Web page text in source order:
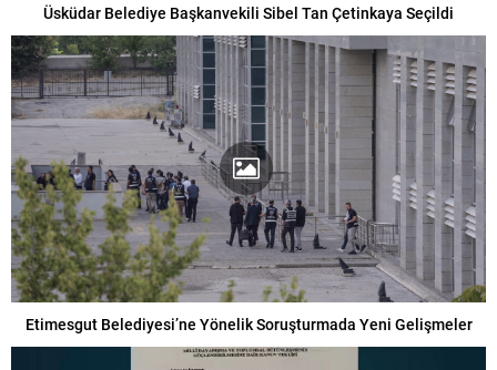
Üsküdar Belediye Başkanvekili Sibel Tan Çetinkaya Seçildi
Etimesgut Belediyesi’ne Yönelik Soruşturmada Yeni Gelişmeler